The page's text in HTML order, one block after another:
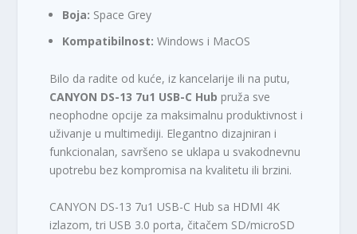
Boja: Space Grey
Kompatibilnost: Windows i MacOS
Bilo da radite od kuće, iz kancelarije ili na putu,
CANYON DS-13 7u1 USB-C Hub pruža sve
neophodne opcije za maksimalnu produktivnost i
uživanje u multimediji. Elegantno dizajniran i
funkcionalan, savršeno se uklapa u svakodnevnu
upotrebu bez kompromisa na kvalitetu ili brzini.
CANYON DS-13 7u1 USB-C Hub sa HDMI 4K
izlazom, tri USB 3.0 porta, čitačem SD/microSD